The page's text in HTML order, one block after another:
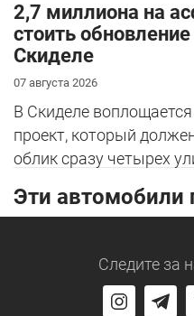
2,7 миллиона на
стоить
Скиделе
07 августа 2026
В Скиделе
проект, который
облик сразу четырех
Эти автомобили
Следите за